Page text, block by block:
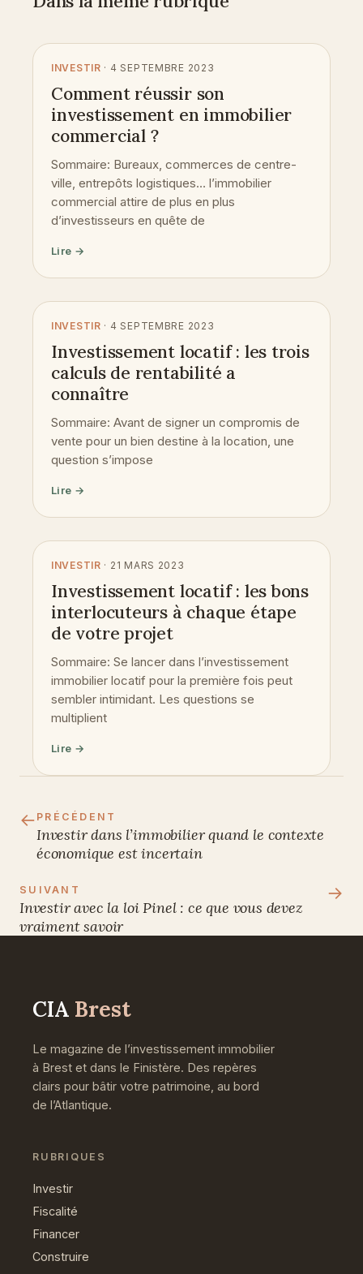
INVESTIR · 4 SEPTEMBRE 2023
Comment réussir son
investissement en immobilier
commercial ?
Sommaire: Bureaux, commerces de centre-
ville, entrepôts logistiques… l’immobilier
commercial attire de plus en plus
d’investisseurs en quête de
Lire →
INVESTIR · 4 SEPTEMBRE 2023
Investissement locatif : les trois
calculs de rentabilité a
connaître
Sommaire: Avant de signer un compromis de
vente pour un bien destine à la location, une
question s’impose
Lire →
INVESTIR · 21 MARS 2023
Investissement locatif : les bons
interlocuteurs à chaque étape
de votre projet
Sommaire: Se lancer dans l’investissement
immobilier locatif pour la première fois peut
sembler intimidant. Les questions se
multiplient
Lire →
← PRÉCÉDENT
Investir dans l’immobilier quand le contexte
économique est incertain
SUIVANT
Investir avec la loi Pinel : ce que vous devez
vraiment savoir
→
CIA Brest
Le magazine de l’investissement immobilier
à Brest et dans le Finistère. Des repères
clairs pour bâtir votre patrimoine, au bord
de l’Atlantique.
RUBRIQUES
Investir
Fiscalité
Financer
Construire